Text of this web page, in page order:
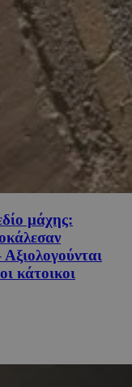
μάχης:
Αξιολογούνται
κάτοικοι